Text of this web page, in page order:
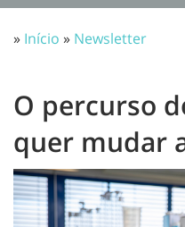
» Início » Newsletter
O percurso
quer mudar